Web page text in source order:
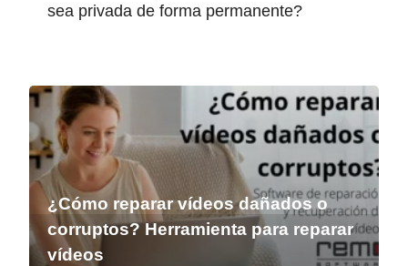
sea privada de forma permanente?
¿Cómo reparar vídeos dañados o
corruptos? Herramienta para reparar
vídeos